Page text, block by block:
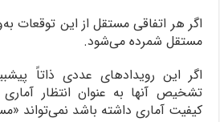
اگر هر اتفاقی مستقل از این توقعات
مستقل شمرده می‌شود.
اگر این رویدادهای عددی ذاتاً
تشخیص آنها به عنوان انتظار
کیفیت آماری داشته باشد نمی‌تواند